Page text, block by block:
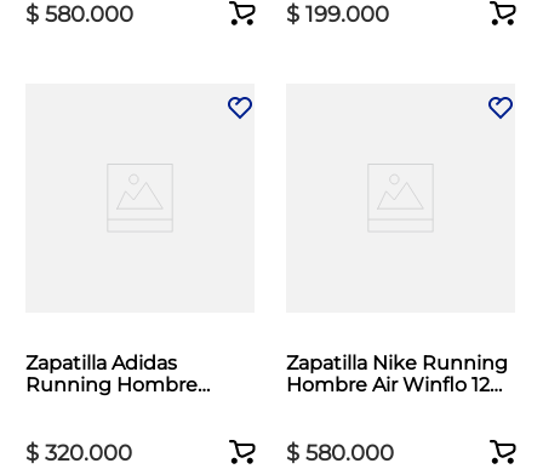
$ 580.000 $ 199.000
Zapatilla Adidas
Running Hombre
$ 320.000
Zapatilla Nike Running
Hombre Air Winflo 12
$ 580.000